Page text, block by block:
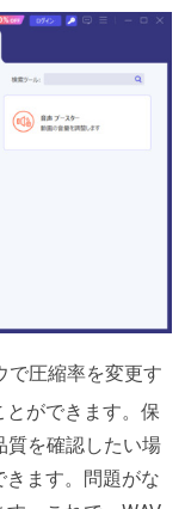
で圧縮率を変更す
ができます。保
質を確認したい場
ます。問題がな